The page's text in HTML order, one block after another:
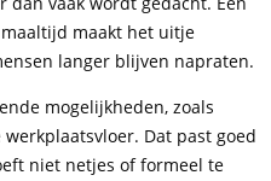
maakt het uitje
langer blijven napraten.
mogelijkheden, zoals
Dat past goed
niet netjes of formeel te